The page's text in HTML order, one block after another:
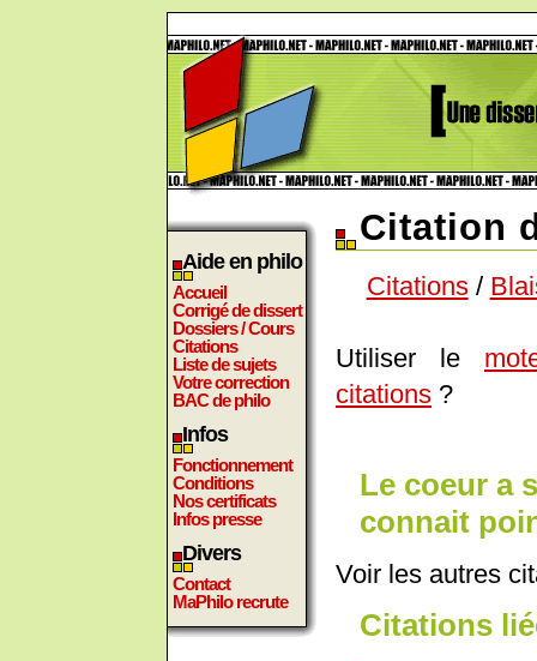
Aide en philo
Accueil
Corrigé de dissert
Dossiers / Cours
Citations
Liste de sujets
Votre correction
BAC de philo
Infos
Fonctionnement
Conditions
Nos certificats
Infos presse
Divers
Contact
MaPhilo recrute
Citation
Citations/
Utiliser le
citations ?
Le coeur a
connait
Voir les autres
Citations